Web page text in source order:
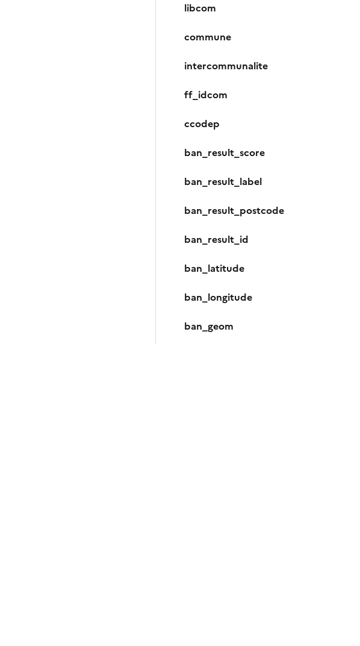
libcom
commune
intercommunalite
ff_idcom
ccodep
ban_result_score
ban_result_label
ban_result_postcode
ban_result_id
ban_latitude
ban_longitude
ban_geom